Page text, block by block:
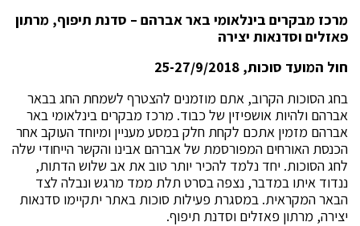
מרכז מבקרים בינלאומי באר אברהם – סדנת תיפוף, מרתון
פאזלים וסדנאות יצירה
חול המועד סוכות, 25-27/9/2018
בחג הסוכות הקרוב, אתם מוזמנים להצטרף לשמחת החג בבאר
אברהם ולהיות אושפיזין של כבוד. מרכז מבקרים בינלאומי באר
אברהם מזמין אתכם לקחת חלק במסע מעניין ומיוחד העוקב אחר
הכנסת האורחים המפורסמת של אברהם אבינו והקשר הייחודי שלה
לחג הסוכות. יחד נלמד להכיר יותר טוב את אב שלוש הדתות,
ננדוד איתו במדבר, נצפה בסרט תלת ממד מרגש ונבלה לצד
הבאר המקראית. במסגרת פעילות סוכות באתר יתקיימו סדנאות
יצירה, מרתון פאזלים וסדנת תיפוף.